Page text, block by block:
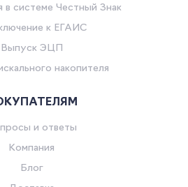
в системе Честный Знак
к ЕГАИС
Выпуск ЭЦП
накопителя
и ответы
Компания
Блог